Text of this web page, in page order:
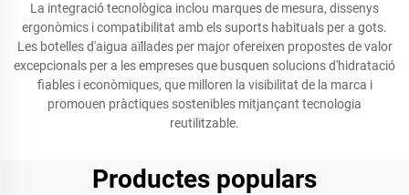
La integració tecnològica inclou marques de mesura, dissenys
ergonòmics i compatibilitat amb els suports habituals per a gots.
Les botelles d'aigua aïllades per major ofereixen propostes de valor
excepcionals per a les empreses que busquen solucions d'hidratació
fiables i econòmiques, que milloren la visibilitat de la marca i
promouen pràctiques sostenibles mitjançant tecnologia
reutilitzable.
Productes populars